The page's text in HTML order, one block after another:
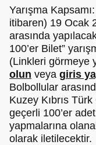
Yarışma
itibaren) 19 Ocak
arasında
100’er Bilet”
(Linkleri görmeye
olun veya giris
Bolbollular
Kuzey Kıbrıs
geçerli 100’er
yapmalarına
olarak iletilecektir.